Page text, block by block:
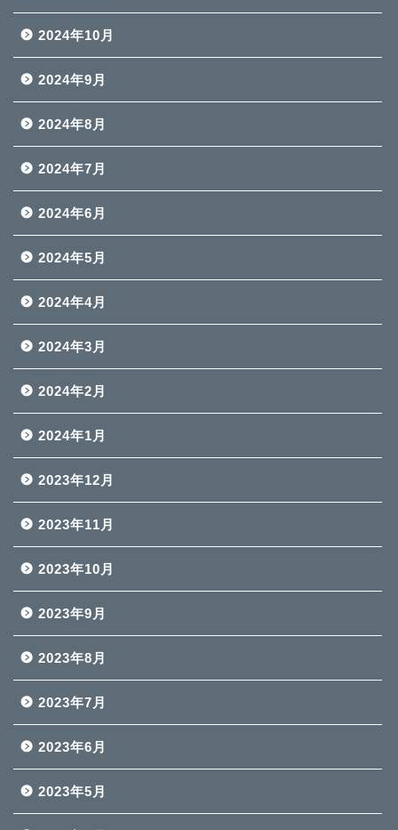
2024年10月
2024年9月
2024年8月
2024年7月
2024年6月
2024年5月
2024年4月
2024年3月
2024年2月
2024年1月
2023年12月
2023年11月
2023年10月
2023年9月
2023年8月
2023年7月
2023年6月
2023年5月